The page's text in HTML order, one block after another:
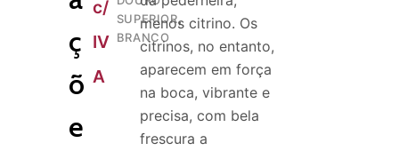
ç
õ
e
c/
IV
A
SUPERIOR,
BRANCO
menos citrino. Os
citrinos, no entanto,
aparecem em força
na boca, vibrante e
precisa, com bela
frescura a